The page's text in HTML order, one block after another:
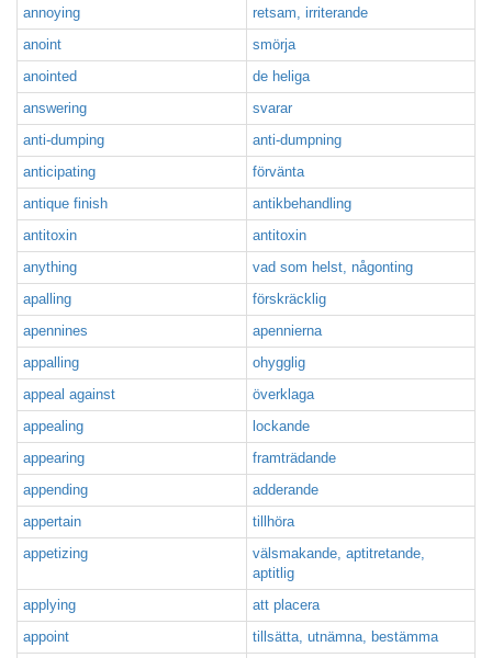
annoying
retsam, irriterande
anoint
smörja
anointed
de heliga
answering
svarar
anti-dumping
anti-dumpning
anticipating
förvänta
antique finish
antikbehandling
antitoxin
antitoxin
anything
vad som helst, någonting
apalling
förskräcklig
apennines
apennierna
appalling
ohygglig
appeal against
överklaga
appealing
lockande
appearing
framträdande
appending
adderande
appertain
tillhöra
appetizing
välsmakande, aptitretande,
aptitlig
applying
att placera
appoint
tillsätta, utnämna, bestämma